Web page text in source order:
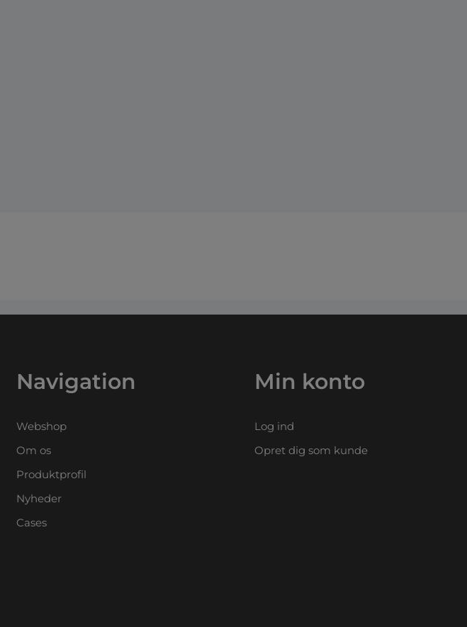
Navigation
Webshop
Om os
Produktprofil
Nyheder
Cases
Min konto
Log ind
Opret dig som kunde